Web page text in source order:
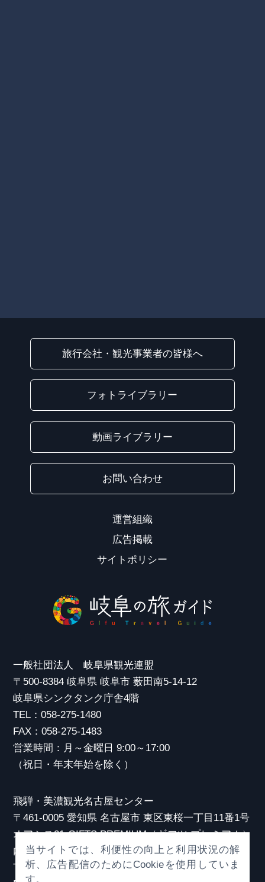
旅行会社・観光事業者の皆様へ
フォトライブラリー
動画ライブラリー
お問い合わせ
運営組織
広告掲載
サイトポリシー
一般社団法人 岐阜県観光連盟
〒500-8384 岐阜県 岐阜市 薮田南5-14-12
岐阜県シンクタンク庁舎4階
TEL：058-275-1480
FAX：058-275-1483
営業時間：月～金曜日 9:00～17:00
（祝日・年末年始を除く）
飛騨・美濃観光名古屋センター
〒461-0005 愛知県 名古屋市 東区東桜一丁目11番1号
オアシス21 GIFTS PREMIUM（ギフツ プレミアム）
内
TEL：052-253-6185
当サイトでは、利便性の向上と利用状況の解
析、広告配信のためにCookieを使用していま
す。